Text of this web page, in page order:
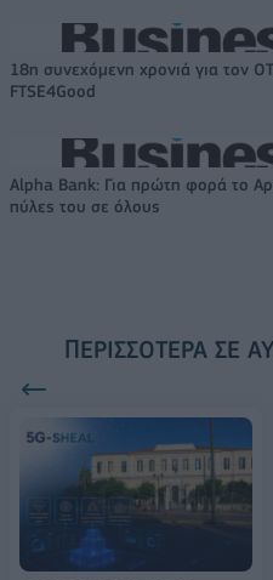
18η συνεχόμενη χρονιά για τον
FTSE4Good
Alpha Bank: Για πρώτη φορά το
πύλες του σε όλους
ΠΕΡΙΣΣΌΤΕΡΑ ΣΕ